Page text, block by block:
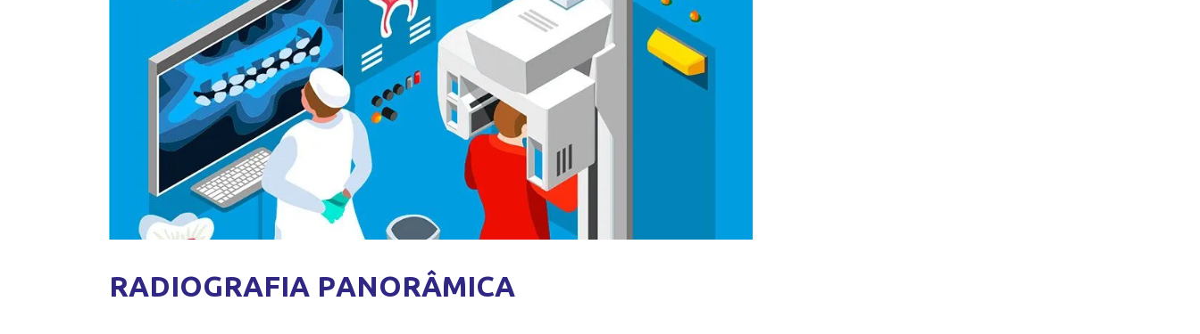
RADIOGRAFIA PANORÂMICA